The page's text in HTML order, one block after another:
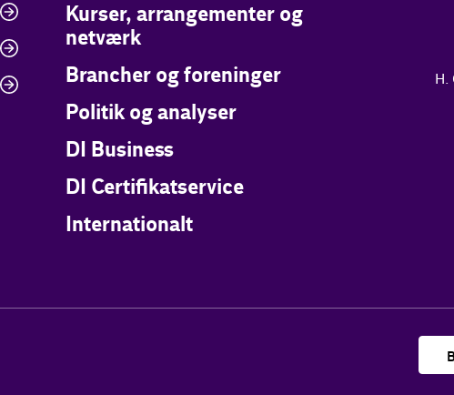
Kurser, arrangementer og
netværk
Brancher og foreninger
Politik og analyser
DI Business
DI Certifikatservice
Internationalt
H.